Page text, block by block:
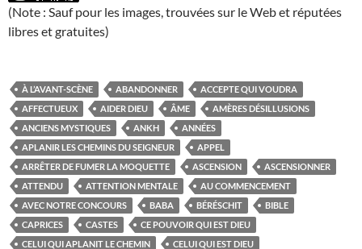
(Note : Sauf pour les images, trouvées sur le Web et réputées
libres et gratuites)
À L’AVANT-SCÈNE ABANDONNER
ACCEPTE QUI VOUDRA
AFFECTUEUX
AIDER DIEU ÂME
AMÈRES DÉSILLUSIONS
ANCIENS MYSTIQUES
ANKH
ANNÉES
APLANIR LES CHEMINS DU SEIGNEUR
APPEL
ARRÊTER DE FUMER LA MOQUETTE
ASCENSION
ASCENSIONNER
ATTENDU
ATTENTION MENTALE
AU COMMENCEMENT
AVEC NOTRE CONCOURS
BABA BÉRÉSCHIT
BIBLE
CAPRICES
CASTES
CE POUVOIR QUI EST DIEU
CELUI QUI APLANIT LE CHEMIN
CELUI QUI EST DIEU